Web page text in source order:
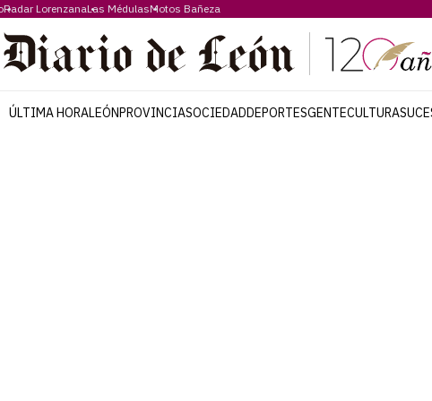
Radar LorenzanaLas MédulasMotos Bañeza
ÚLTIMA HORALEÓNPROVINCIASOCIEDADDEPORTESGENTECULTURA